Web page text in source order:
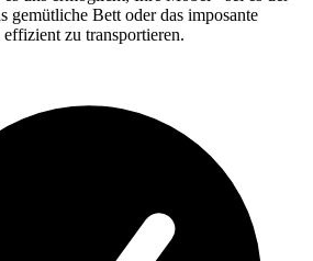
gemütliche Bett oder das imposante
zu transportieren.